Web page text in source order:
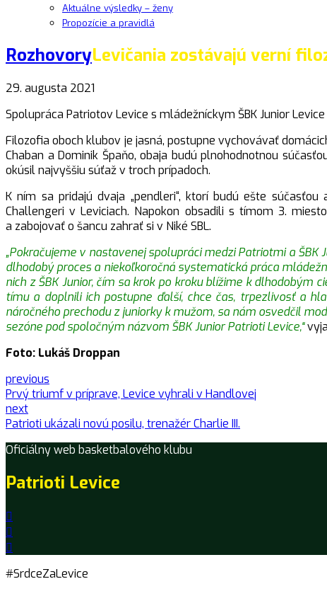
Aktuálne výsledky – ženy
Propozície a pravidlá
RozhovoryLevičania zostávajú verní
29. augusta 2021
Spolupráca Patriotov Levice s mládežníckym ŠBK Junior
Filozofia oboch klubov je jasná, postupne vychovávať
Chaban a Dominik Špaňo, obaja budú plnohodnotnou
okúsil najvyššiu súťaž v troch prípadoch.
K ním sa pridajú dvaja „pendleri“, ktorí budú ešte
Challengeri v Leviciach. Napokon obsadili s tímom 3.
a zabojovať o šancu zahrať si v Niké SBL.
„Pokračujeme v nastavenej spolupráci medzi Patriotmi a
dlhodobý proces a niekoľkoročná systematická práca
nich z ŠBK Junior, čím sa krok po kroku blížime k
tímu a doplnili ich postupne ďalší, chce čas, trpezlivosť a
náročného prechodu z juniorky k mužom, sa nám osvedčil
sezóne pod spoločným názvom ŠBK Junior Patrioti Levice,“
Foto: Lukáš Droppan
previous
Prvý triumf v príprave, Levice vyhrali v Handlovej
next
Patrioti ukázali novú posilu, trenažér Charlie III.
Oficiálny web basketbalového klubu
Patrioti Levice
#SrdceZaLevice